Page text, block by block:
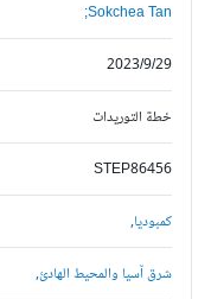
Sokchea Tan;
2023/9/29
خطة التوريدات
STEP86456
كمبوديا,
شرق آسيا والمحيط الهادئ,